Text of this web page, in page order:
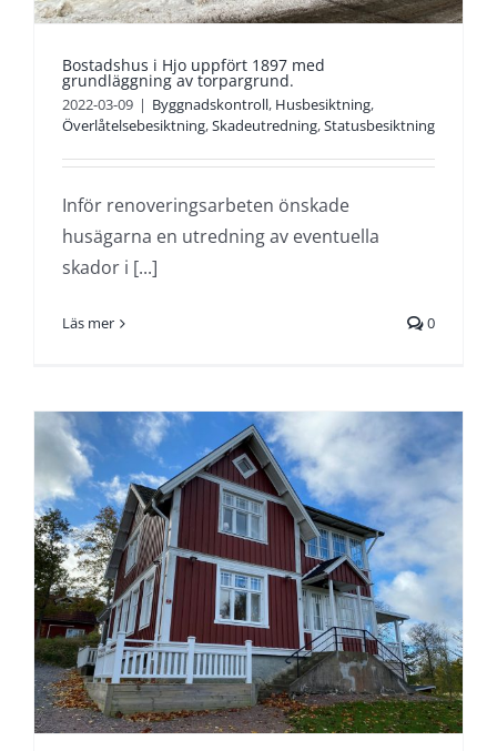
Bostadshus i Hjo uppfört 1897 med
grundläggning av torpargrund.
2022-03-09 | Byggnadskontroll, Husbesiktning,
Överlåtelsebesiktning,Skadeutredning,Statusbesiktning
Inför renoveringsarbeten önskade
husägarna en utredning av eventuella
skador i [...]
Läs mer 0